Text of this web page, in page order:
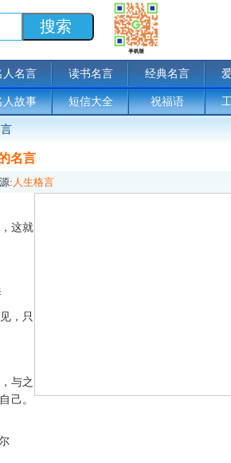
人名言 读书名言 经典名言
人故事 短信大全 祝福语
名言
:人生格言
这就
，只
与之
己。